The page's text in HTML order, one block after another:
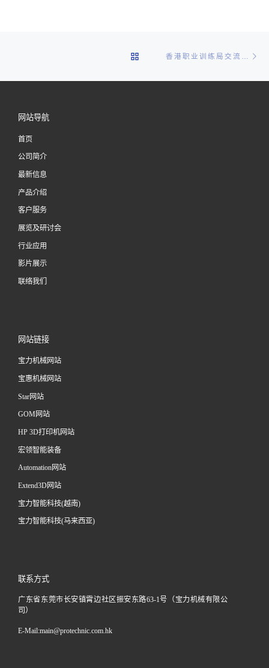
BACK TO POST LIST
网站导航
首页
公司简介
最新信息
产品介绍
客户服务
展览及研讨会
行业应用
影片展示
联络我们
网站链接
宝力机械网站
宝惠机械网站
Star网站
GOM网站
HP 3D打印机网站
宏领智能装备
Automation网站
Extend3D网站
宝力智能科技(越南)
宝力智能科技(马来西亚)
联系方式
广东省东莞市长安镇霄边社区振安东路63-1号（宝力机械有限公
司）
E-Mail:main@protechnic.com.hk